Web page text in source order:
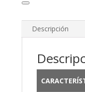
Descripción